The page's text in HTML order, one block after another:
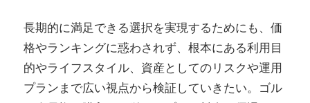
長期的に満足できる選択を実現するためにも、価
格やランキングに惑わされず、根本にある利用目
的やライフスタイル、資産としてのリスクや運用
プランまで広い視点から検証していきたい。ゴル